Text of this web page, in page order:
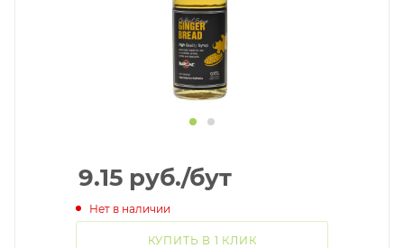
9.15 руб./бут
Нет в наличии
КУПИТЬ В 1 КЛИК